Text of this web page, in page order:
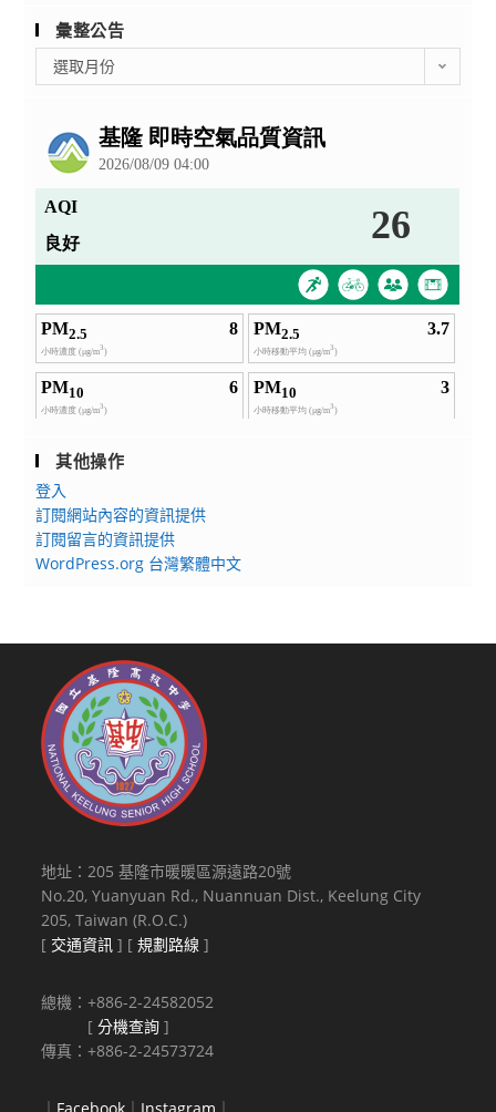
彙整公告
整
選取月份
其他操作
登入
訂閱網站內容的資訊提供
訂閱留言的資訊提供
WordPress.org 台灣繁體中文
地址：205 基隆市暖暖區源遠路20號
No.20, Yuanyuan Rd., Nuannuan Dist., Keelung City
205, Taiwan (R.O.C.)
[ 交通資訊 ] [規劃路線 ]
總機：+886-2-24582052
[分機查詢 ]
傳真：+886-2-24573724